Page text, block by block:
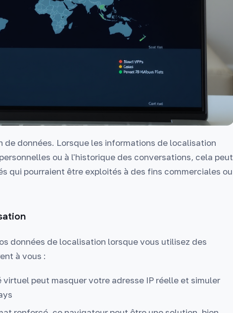
de données. Lorsque les informations de localisation
ou à l'historique des conversations, cela peut
qui pourraient être exploités à des fins commerciales ou
données de localisation lorsque vous utilisez des
à vous :
virtuel peut masquer votre adresse IP réelle et simuler